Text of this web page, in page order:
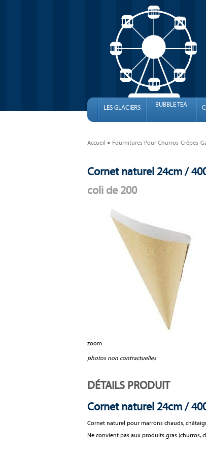
LES GLACIERS BUBBLE TEA
Accueil Fournitures Pour Churros-Crêpes-
Cornet naturel 24cm /
coli de 200
zoom
photos non contractuelles
DÉTAILS PRODUIT
Cornet naturel 24cm /
Cornet naturel pour marrons chauds,
Ne convient pas aux produits gras (churros,